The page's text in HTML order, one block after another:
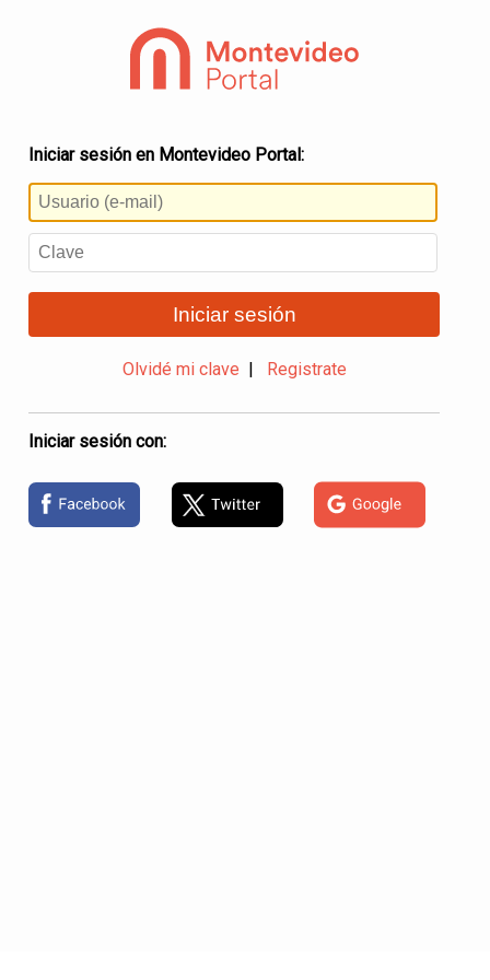
Iniciar sesión en Montevideo Portal:
Iniciar sesión
Olvidé mi clave Registrate
Iniciar sesión con: